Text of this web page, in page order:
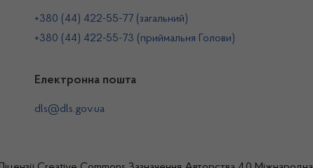
+380 (44) 422-55-77 (загальний)
+380 (44) 422-55-73 (приймальня Голови)
Електронна пошта
dls@dls.gov.ua